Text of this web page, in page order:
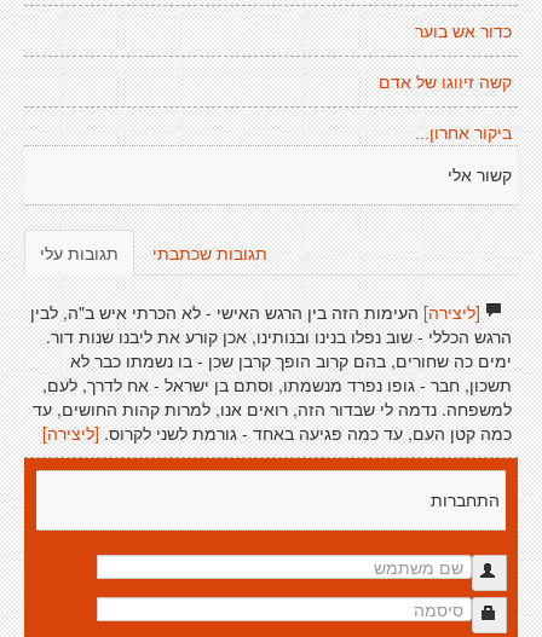
כדור אש בוער
קשה זיווגו של אדם
ביקור אחרון...
קשור אלי
תגובות עלי תגובות שכתבתי
[ליצירה]העימות הזה בין הרגש האישי - לא הכרתי איש ב"ה, לבין
הרגש הכללי - שוב נפלו בנינו ובנותינו, אכן קורע את ליבנו שנות דור.
ימים כה שחורים, בהם קרוב הופך קרבן שכן - בו נשמתו כבר לא
תשכון, חבר - גופו נפרד מנשמתו, וסתם בן ישראל - אח לדרך, לעם,
למשפחה. נדמה לי שבדור הזה, רואים אנו, למרות קהות החושים, עד
כמה קטן העם, עד כמה פגיעה באחד - גורמת לשני לקרוס. [ליצירה]
התחברות